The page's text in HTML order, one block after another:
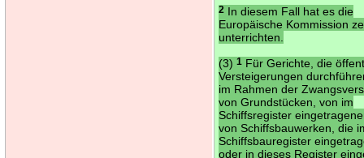
2 In diesem Fall hat es die
Europäische Kommission
unterrichten.
(3)1 Für Gerichte, die
Versteigerungen
im Rahmen der
von Grundstücken, von im
Schiffsregister
von Schiffsbauwerken, die
Schiffsbauregister
oder in dieses Register